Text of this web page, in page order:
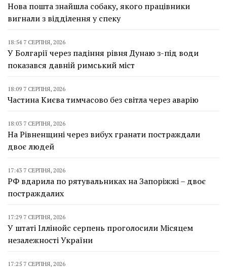
Нова пошта знайшла собаку, якого працівники
вигнали з відділення у спеку
18:54 7 СЕРПНЯ, 2026
У Болгарії через падіння рівня Дунаю з-під води
показався давній римський міст
18:09 7 СЕРПНЯ, 2026
Частина Києва тимчасово без світла через аварію
18:03 7 СЕРПНЯ, 2026
На Рівненщині через вибух гранати постраждали
двоє людей
17:43 7 СЕРПНЯ, 2026
РФ вдарила по рятувальниках на Запоріжжі – двоє
постраждалих
17:29 7 СЕРПНЯ, 2026
У штаті Іллінойс серпень проголосили Місяцем
незалежності України
17:25 7 СЕРПНЯ, 2026